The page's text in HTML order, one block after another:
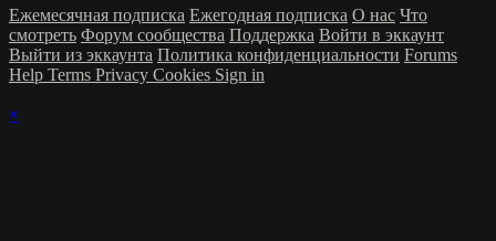
Ежемесячная подписка Ежегодная подписка О нас Что
смотреть Форум сообщества Поддержка Войти в эккаунт
Выйти из эккаунта Политика конфиденциальности Forums
Help Terms Privacy Cookies Sign in
×